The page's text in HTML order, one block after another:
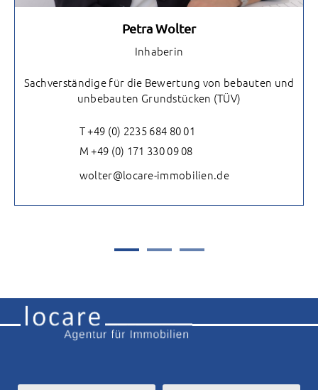
Petra Wolter
Inhaberin
Sachverständige für die Bewertung von bebauten und
unbebauten Grundstücken (TÜV)
T +49 (0) 2235 684 80 01
M +49 (0) 171 330 09 08
wolter@locare-immobilien.de